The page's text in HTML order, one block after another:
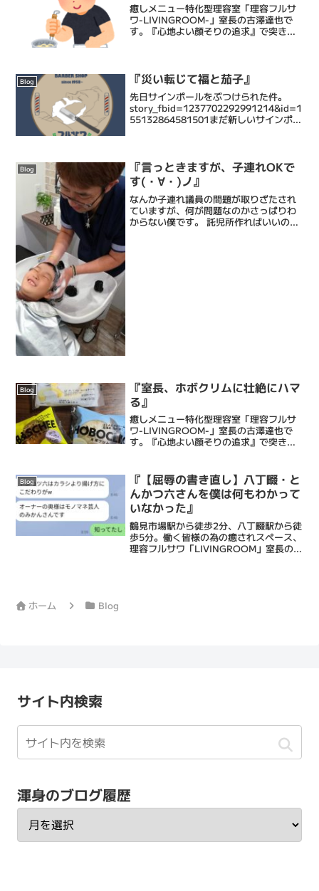
癒しメニュー特化型理容室「理容フルサ
ワ-LIVINGROOM-」室長の古澤達也で
す。『心地よい顔そりの追求』で突き抜
もたらし、...
Blog 『災い転じて福と茄子』
先日サインポールをぶつけられた件。
story_fbid=1237702292991214&id=1
55132864581501まだ新しいサインポー
Blog
『言っときますが、子連れOKで
す(・∀・)ノ』
なんか子連れ議員の問題が取りざたされ
ていますが、何が問題なのかさっぱりわ
からない僕です。 託児所作ればいいの
Blog
『室長、ホボクリムに壮絶にハマ
る』
癒しメニュー特化型理容室「理容フルサ
ワ-LIVINGROOM-」室長の古澤達也で
す。『心地よい顔そりの追求』で突き抜
なたにひとときの心地よい癒しと眠りを
もたらし、...
Blog
『【屈辱の書き直し】八丁畷・と
んかつ六さんを僕は何もわかって
いなかった』
鶴見市場駅から徒歩2分、八丁畷駅から徒
歩5分。働く皆様の為の癒されスペース、
理容フルサワ「LIVINGROOM」室長の古
ホーム
Blog
サイト内検索
渾身のブログ履歴